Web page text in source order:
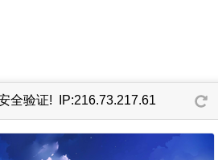
全验证! IP:216.73.217.61